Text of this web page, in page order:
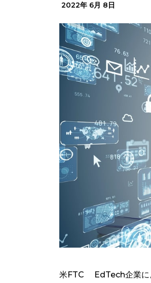
2022年 6月 8日
米FTC EdTech企業に